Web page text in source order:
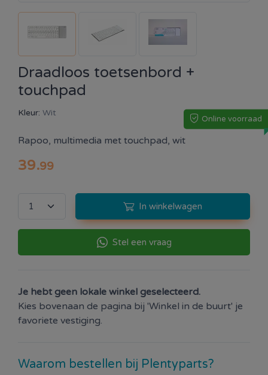
Draadloos toetsenbord +
touchpad
Kleur: Wit
Online voorraad
Rapoo, multimedia met touchpad, wit
39.99
In winkelwagen
Stel een vraag
Je hebt geen lokale winkel geselecteerd.
Kies bovenaan de pagina bij 'Winkel in de buurt' je
favoriete vestiging.
Waarom bestellen bij Plentyparts?